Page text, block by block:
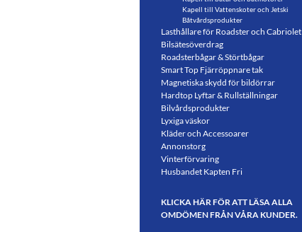
Kapell till Vattenskoter och Jetski
Båtvårdsprodukter
Lasthållare för Roadster och Cabriolet
Bilsätesöverdrag
Roadsterbågar & Störtbågar
Smart Top Fjärröppnare tak
Magnetiska skydd för bildörrar
Hardtop Lyftar & Rullställningar
Bilvårdsprodukter
Lyxiga väskor
Kläder och Accessoarer
Annonstorg
Vinterförvaring
Husbandet Kapten Fri
KLICKA HÄR FÖR ATT LÄSA ALLA
OMDÖMEN FRÅN VÅRA KUNDER.